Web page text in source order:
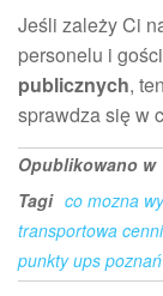
Jeśli zależy Ci
personelu i
publicznych,
sprawdza się w
Opublikowano w
Tagi co mozna
transportowa
punkty ups poznań